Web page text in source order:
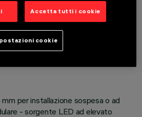
per installazione sospesa o ad
- sorgente LED ad elevato
Accetta tutti i cookie
cookie